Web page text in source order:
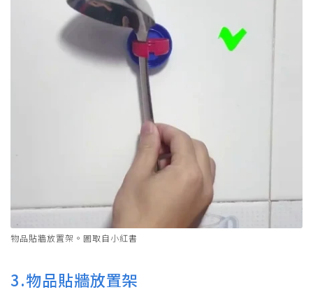
物品貼牆放置架。圖取自小紅書
3.物品貼牆放置架